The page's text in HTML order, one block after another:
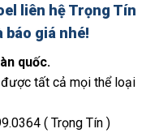
liên hệ Trọng Tín
báo giá nhé!
quốc.
tất cả mọi thể loại
( Trọng Tín )